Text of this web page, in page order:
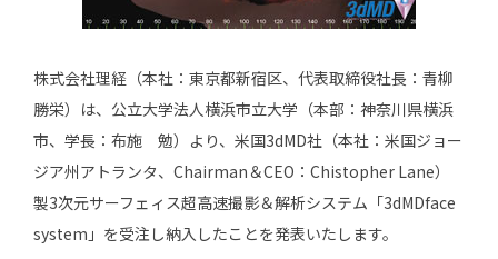
株式会社理経（本社：東京都新宿区、代表取締役社長：青柳
勝栄）は、公立大学法人横浜市立大学（本部：神奈川県横浜
市、学長：布施 勉）より、米国3dMD社（本社：米国ジョー
ジア州アトランタ、Chairman＆CEO：Chistopher Lane）
製3次元サーフェィス超高速撮影＆解析システム「3dMDface
system」を受注し納入したことを発表いたします。